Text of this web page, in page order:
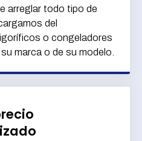
arreglar todo tipo de
del
o congeladores
marca o de su modelo.